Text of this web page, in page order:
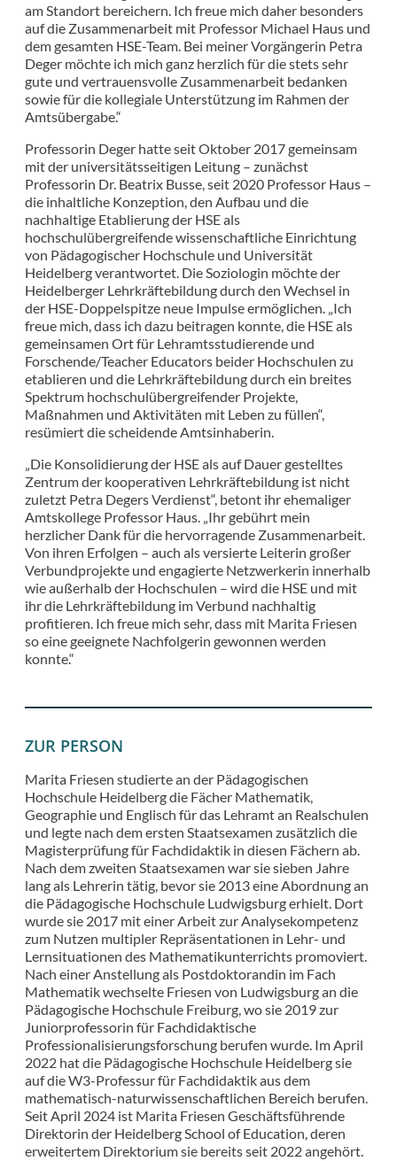
am Standort bereichern. Ich freue mich daher besonders
auf die Zusammenarbeit mit Professor Michael Haus und
dem gesamten HSE-Team. Bei meiner Vorgängerin Petra
Deger möchte ich mich ganz herzlich für die stets sehr
gute und vertrauensvolle Zusammenarbeit bedanken
sowie für die kollegiale Unterstützung im Rahmen der
Amtsübergabe.“
Professorin Deger hatte seit Oktober 2017 gemeinsam
mit der universitätsseitigen Leitung – zunächst
Professorin Dr. Beatrix Busse, seit 2020 Professor Haus –
die inhaltliche Konzeption, den Aufbau und die
nachhaltige Etablierung der HSE als
hochschulübergreifende wissenschaftliche Einrichtung
von Pädagogischer Hochschule und Universität
Heidelberg verantwortet. Die Soziologin möchte der
Heidelberger Lehrkräftebildung durch den Wechsel in
der HSE-Doppelspitze neue Impulse ermöglichen. „Ich
freue mich, dass ich dazu beitragen konnte, die HSE als
gemeinsamen Ort für Lehramtsstudierende und
Forschende/Teacher Educators beider Hochschulen zu
etablieren und die Lehrkräftebildung durch ein breites
Spektrum hochschulübergreifender Projekte,
Maßnahmen und Aktivitäten mit Leben zu füllen“,
resümiert die scheidende Amtsinhaberin.
„Die Konsolidierung der HSE als auf Dauer gestelltes
Zentrum der kooperativen Lehrkräftebildung ist nicht
zuletzt Petra Degers Verdienst“, betont ihr ehemaliger
Amtskollege Professor Haus. „Ihr gebührt mein
herzlicher Dank für die hervorragende Zusammenarbeit.
Von ihren Erfolgen – auch als versierte Leiterin großer
Verbundprojekte und engagierte Netzwerkerin innerhalb
wie außerhalb der Hochschulen – wird die HSE und mit
ihr die Lehrkräftebildung im Verbund nachhaltig
profitieren. Ich freue mich sehr, dass mit Marita Friesen
so eine geeignete Nachfolgerin gewonnen werden
konnte.“
ZUR PERSON
Marita Friesen studierte an der Pädagogischen
Hochschule Heidelberg die Fächer Mathematik,
Geographie und Englisch für das Lehramt an Realschulen
und legte nach dem ersten Staatsexamen zusätzlich die
Magisterprüfung für Fachdidaktik in diesen Fächern ab.
Nach dem zweiten Staatsexamen war sie sieben Jahre
lang als Lehrerin tätig, bevor sie 2013 eine Abordnung an
die Pädagogische Hochschule Ludwigsburg erhielt. Dort
wurde sie 2017 mit einer Arbeit zur Analysekompetenz
zum Nutzen multipler Repräsentationen in Lehr- und
Lernsituationen des Mathematikunterrichts promoviert.
Nach einer Anstellung als Postdoktorandin im Fach
Mathematik wechselte Friesen von Ludwigsburg an die
Pädagogische Hochschule Freiburg, wo sie 2019 zur
Juniorprofessorin für Fachdidaktische
Professionalisierungsforschung berufen wurde. Im April
2022 hat die Pädagogische Hochschule Heidelberg sie
auf die W3-Professur für Fachdidaktik aus dem
mathematisch-naturwissenschaftlichen Bereich berufen.
Seit April 2024 ist Marita Friesen Geschäftsführende
Direktorin der Heidelberg School of Education, deren
erweitertem Direktorium sie bereits seit 2022 angehört.